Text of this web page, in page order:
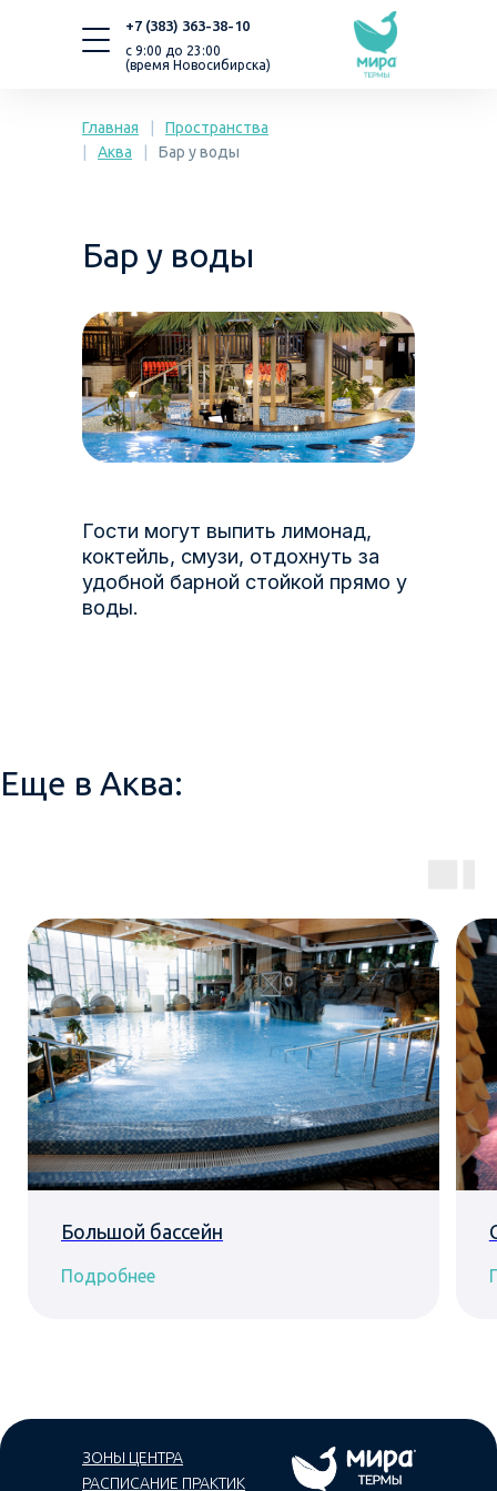
с 9:00 до 23:00
(время Новосибирска)
+7 (383) 363-38-10
Главная
Пространства
Аква
Бар у воды
Бар у воды
Гости могут выпить лимонад,
коктейль, смузи, отдохнуть за
удобной барной стойкой прямо у
воды.
Еще в Аква:
Большой бассейн
Подробнее
ЗОНЫ ЦЕНТРА
РАСПИСАНИЕ ПРАКТИК